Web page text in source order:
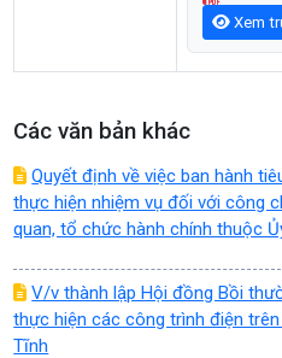
Xem
Các văn bản khác
Quyết định về việc ban hành
thực hiện nhiệm vụ đối với công
quan, tổ chức hành chính thuộc
V/v thành lập Hội đồng Bồi
thực hiện các công trình điện
Tĩnh